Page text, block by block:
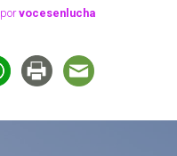
vocesenlucha